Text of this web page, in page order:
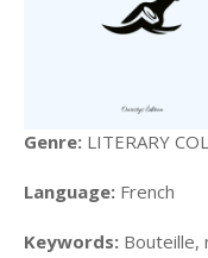
Genre: LITERARY
Language: French
Keywords: Bouteille,